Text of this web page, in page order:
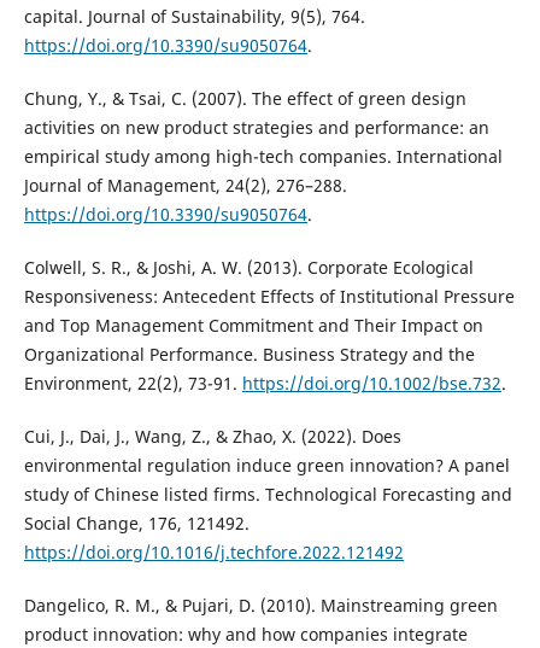
capital. Journal of Sustainability, 9(5), 764.
https://doi.org/10.3390/su9050764.
Chung, Y., & Tsai, C. (2007). The effect of green design
activities on new product strategies and performance: an
empirical study among high-tech companies. International
Journal of Management, 24(2), 276–288.
https://doi.org/10.3390/su9050764.
Colwell, S. R., & Joshi, A. W. (2013). Corporate Ecological
Responsiveness: Antecedent Effects of Institutional Pressure
and Top Management Commitment and Their Impact on
Organizational Performance. Business Strategy and the
Environment, 22(2), 73-91. https://doi.org/10.1002/bse.732.
Cui, J., Dai, J., Wang, Z., & Zhao, X. (2022). Does
environmental regulation induce green innovation? A panel
study of Chinese listed firms. Technological Forecasting and
Social Change, 176, 121492.
https://doi.org/10.1016/j.techfore.2022.121492
Dangelico, R. M., & Pujari, D. (2010). Mainstreaming green
product innovation: why and how companies integrate